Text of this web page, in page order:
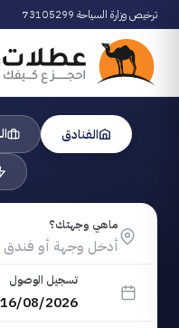
ترخيص وزارة السياحة 73105299
الفنادق
ماهي وجهتك؟
تسجيل الوصول
16/08/2026